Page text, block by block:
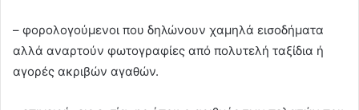
– φορολογούμενοι που δηλώνουν χαμηλά εισοδήματα
αλλά αναρτούν φωτογραφίες από πολυτελή ταξίδια ή
αγορές ακριβών αγαθών.